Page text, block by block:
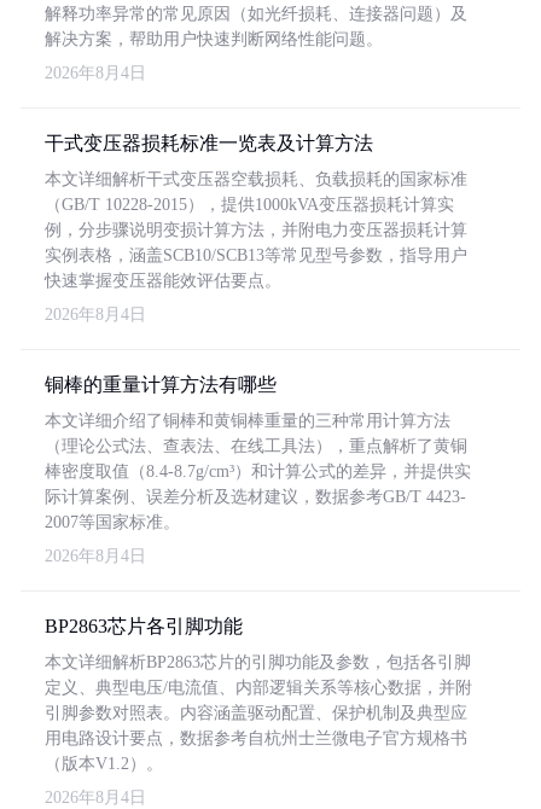
解释功率异常的常见原因（如光纤损耗、连接器问题）及
解决方案，帮助用户快速判断网络性能问题。
2026年8月4日
干式变压器损耗标准一览表及计算方法
本文详细解析干式变压器空载损耗、负载损耗的国家标准
（GB/T 10228-2015），提供1000kVA变压器损耗计算实
例，分步骤说明变损计算方法，并附电力变压器损耗计算
实例表格，涵盖SCB10/SCB13等常见型号参数，指导用户
快速掌握变压器能效评估要点。
2026年8月4日
铜棒的重量计算方法有哪些
本文详细介绍了铜棒和黄铜棒重量的三种常用计算方法
（理论公式法、查表法、在线工具法），重点解析了黄铜
棒密度取值（8.4-8.7g/cm³）和计算公式的差异，并提供实
际计算案例、误差分析及选材建议，数据参考GB/T 4423-
2007等国家标准。
2026年8月4日
BP2863芯片各引脚功能
本文详细解析BP2863芯片的引脚功能及参数，包括各引脚
定义、典型电压/电流值、内部逻辑关系等核心数据，并附
引脚参数对照表。内容涵盖驱动配置、保护机制及典型应
用电路设计要点，数据参考自杭州士兰微电子官方规格书
（版本V1.2）。
2026年8月4日